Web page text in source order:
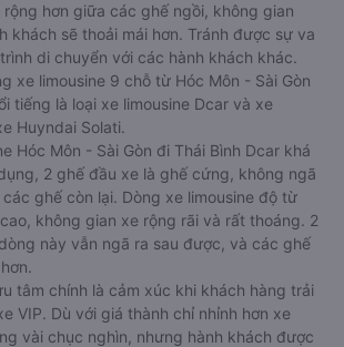
rộng hơn giữa các ghế ngồi, không gian
khách sẽ thoải mái hơn. Tránh được sự va
di chuyển với các hành khách khác.
xe limousine 9 chỗ từ Hóc Môn - Sài Gòn
tiếng là loại xe limousine Dcar và xe
Huyndai Solati.
Hóc Môn - Sài Gòn đi Thái Bình Dcar khá
2 ghế đầu xe là ghế cứng, không ngã
ghế còn lại. Dòng xe limousine độ từ
không gian xe rộng rãi và rất thoáng. 2
này vẫn ngã ra sau được, và các ghế
tâm chính là cảm xúc khi khách hàng trải
VIP. Dù với giá thành chỉ nhỉnh hơn xe
vài chục nghìn, nhưng hành khách được